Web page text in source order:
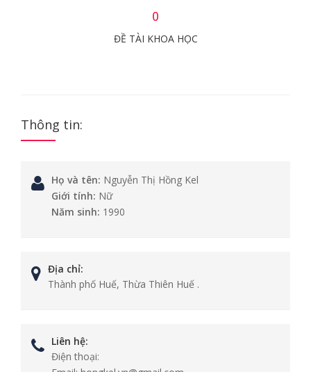
0
ĐỀ TÀI KHOA HỌC
Thông tin:
Họ và tên: Nguyễn Thị Hồng Kel
Giới tính: Nữ
Năm sinh: 1990
Địa chỉ:
Thành phố Huế, Thừa Thiên Huế .
Liên hệ:
Điện thoại: